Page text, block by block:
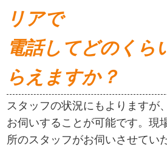
リアで
電話してどのくら
らえますか？
スタッフの状況にもよりますが
お伺いすることが可能です。現
所のスタッフがお伺いさせてい